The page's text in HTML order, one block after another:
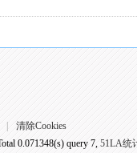
清除Cookies
0.071348(s) query 7, 51LA统